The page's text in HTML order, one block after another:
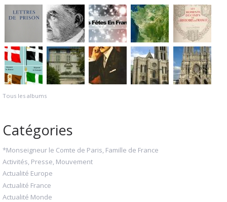
Tous les albums
Catégories
*Monseigneur le Comte de Paris, Famille de France
Activités, Presse, Mouvement
Actualité Europe
Actualité France
Actualité Monde